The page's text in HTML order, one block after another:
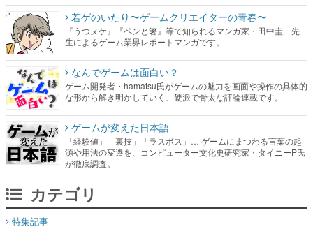
若ゲのいたり〜ゲームクリエイターの青春〜
『うつヌケ』『ペンと箸』等で知られるマンガ家・田中圭一先
生によるゲーム業界レポートマンガです。
なんでゲームは面白い？
ゲーム開発者・hamatsu氏がゲームの魅力を画面や操作の具体的
な形から解き明かしていく、硬派で骨太な評論連載です。
ゲームが変えた日本語
「経験値」「裏技」「ラスボス」… ゲームにまつわる言葉の起
源や用法の変遷を、コンピューター文化史研究家・タイニーP氏
が徹底調査。
カテゴリ
特集記事